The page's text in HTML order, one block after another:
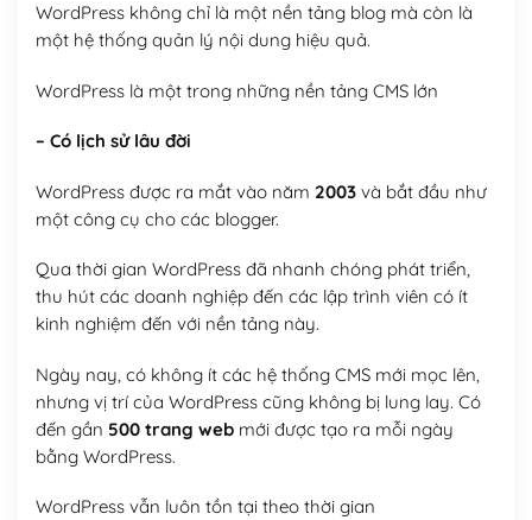
WordPress không chỉ là một nền tảng blog mà còn là
một hệ thống quản lý nội dung hiệu quả.
WordPress là một trong những nền tảng CMS lớn
– Có lịch sử lâu đời
WordPress được ra mắt vào năm 2003và bắt đầu như
một công cụ cho các blogger.
Qua thời gian WordPress đã nhanh chóng phát triển,
thu hút các doanh nghiệp đến các lập trình viên có ít
kinh nghiệm đến với nền tảng này.
Ngày nay, có không ít các hệ thống CMS mới mọc lên,
nhưng vị trí của WordPress cũng không bị lung lay. Có
đến gần 500 trang webmới được tạo ra mỗi ngày
bằng WordPress.
WordPress vẫn luôn tồn tại theo thời gian